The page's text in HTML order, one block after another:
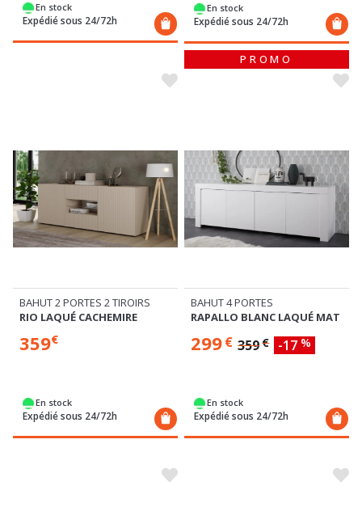
En stock
Expédié sous 24/72h
En stock
Expédié sous 24/72h
BAHUT 2 PORTES 2 TIROIRS
RIO LAQUÉ CACHEMIRE
359€
En stock
Expédié sous 24/72h
PROMO
BAHUT 4 PORTES
RAPALLO BLANC LAQUÉ MAT
299€ 359€ -17 %
En stock
Expédié sous 24/72h